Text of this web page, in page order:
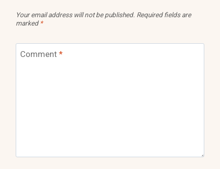
Your email address will not be published. Required fields are
marked *
Comment *